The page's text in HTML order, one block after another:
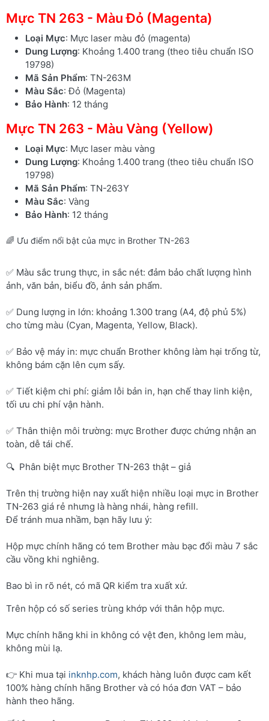
Mực TN 263 - Màu Đỏ (Magenta)
Loại Mực: Mực laser màu đỏ (magenta)
Dung Lượng: Khoảng 1.400 trang (theo tiêu chuẩn ISO
19798)
Mã Sản Phẩm: TN-263M
Màu Sắc: Đỏ (Magenta)
Bảo Hành: 12 tháng
Mực TN 263 - Màu Vàng (Yellow)
Loại Mực: Mực laser màu vàng
Dung Lượng: Khoảng 1.400 trang (theo tiêu chuẩn ISO
19798)
Mã Sản Phẩm: TN-263Y
Màu Sắc: Vàng
Bảo Hành: 12 tháng
🌈 Ưu điểm nổi bật của mực in Brother TN-263
✅ Màu sắc trung thực, in sắc nét: đảm bảo chất lượng hình
ảnh, văn bản, biểu đồ, ảnh sản phẩm.
✅ Dung lượng in lớn: khoảng 1.300 trang (A4, độ phủ 5%)
cho từng màu (Cyan, Magenta, Yellow, Black).
✅ Bảo vệ máy in: mực chuẩn Brother không làm hại trống từ,
không bám cặn lên cụm sấy.
✅ Tiết kiệm chi phí: giảm lỗi bản in, hạn chế thay linh kiện,
tối ưu chi phí vận hành.
✅ Thân thiện môi trường: mực Brother được chứng nhận an
toàn, dễ tái chế.
🔍 Phân biệt mực Brother TN-263 thật – giả
Trên thị trường hiện nay xuất hiện nhiều loại mực in Brother
TN-263 giá rẻ nhưng là hàng nhái, hàng refill.
Để tránh mua nhầm, bạn hãy lưu ý:
Hộp mực chính hãng có tem Brother màu bạc đổi màu 7 sắc
cầu vồng khi nghiêng.
Bao bì in rõ nét, có mã QR kiểm tra xuất xứ.
Trên hộp có số series trùng khớp với thân hộp mực.
Mực chính hãng khi in không có vệt đen, không lem màu,
không mùi lạ.
👉 Khi mua tại inknhp.com, khách hàng luôn được cam kết
100% hàng chính hãng Brother và có hóa đơn VAT – bảo
hành theo hãng.